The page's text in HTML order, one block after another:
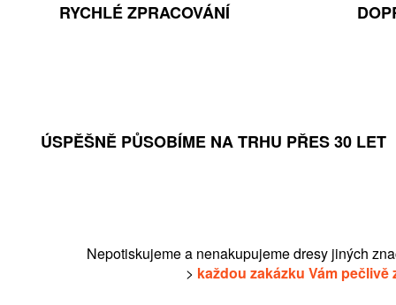
RYCHLÉ ZPRACOVÁNÍ
ÚSPĚŠNĚ PŮSOBÍME NA TRHU PŘES 30 LET
Nepotiskujeme a nenakupujeme dresy jiných
> každou zakázku Vám